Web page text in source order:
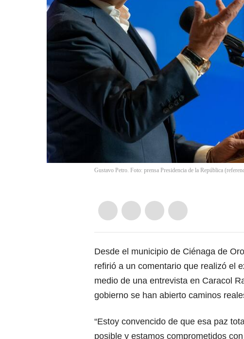
Gustavo Petro. Foto: prensa Presidencia de la República
Desde el municipio de Ciénaga de
refirió a un comentario que realizó el
medio de una entrevista en Caracol
gobierno se han abierto caminos
“Estoy convencido de que esa paz
posible y estamos comprometidos